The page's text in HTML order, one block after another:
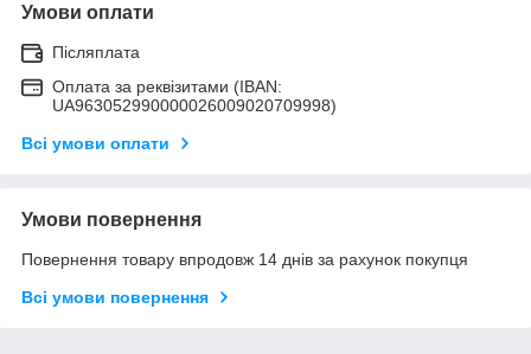
Умови оплати
Післяплата
Оплата за реквізитами (IBAN:
UA963052990000026009020709998)
Всі умови оплати
Умови повернення
Повернення товару впродовж 14 днів за рахунок покупця
Всі умови повернення